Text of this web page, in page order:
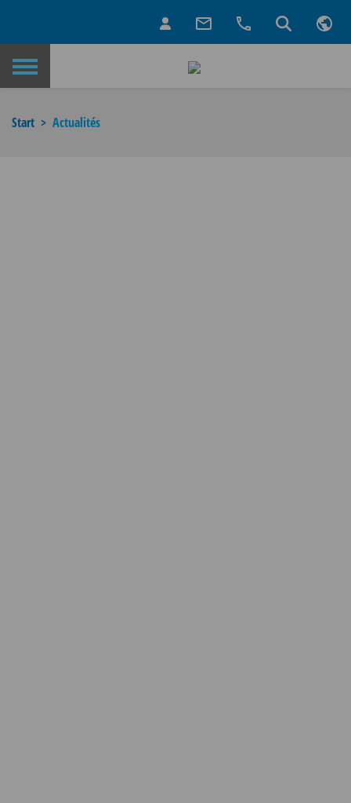
Retour à la page d’accueil
Start Actualités